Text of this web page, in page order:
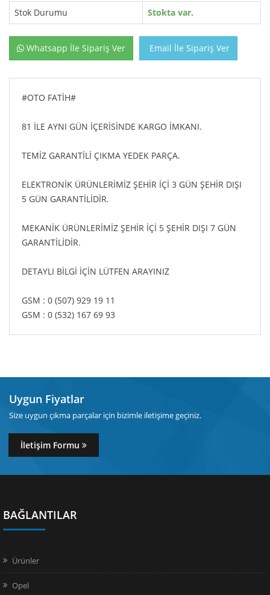
Stok Durumu Stokta var.
Whatsapp İle Sipariş Ver Email İle Sipariş Ver
#OTO FATİH#
81 İLE AYNI GÜN İÇERİSİNDE KARGO İMKANI.
TEMİZ GARANTİLİ ÇIKMA YEDEK PARÇA.
ELEKTRONİK ÜRÜNLERİMİZ ŞEHİR İÇİ 3 GÜN ŞEHİR DIŞI
5 GÜN GARANTİLİDİR.
MEKANİK ÜRÜNLERİMİZ ŞEHİR İÇİ 5 ŞEHİR DIŞI 7 GÜN
GARANTİLİDİR.
DETAYLI BİLGİ İÇİN LÜTFEN ARAYINIZ
GSM : 0 (507) 929 19 11
GSM : 0 (532) 167 69 93
Uygun Fiyatlar
Size uygun çıkma parçalar için bizimle iletişime geçiniz.
İletişim Formu
BAĞLANTILAR
Ürünler
Opel